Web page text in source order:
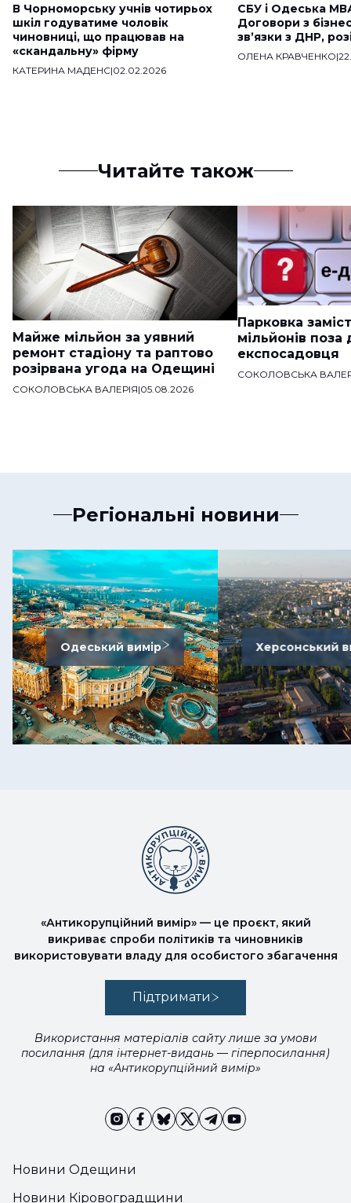
В Чорноморську учнів чотирьох
шкіл годуватиме чоловік
чиновниці, що працював на
«скандальну» фірму
КАТЕРИНА МАДЕНС|02.02.2026
СБУ і Одеська
Договори з
звʼязки з ДНР,
ОЛЕНА КРАВЧЕНКО|
Читайте також
Майже мільйон за уявний
ремонт стадіону та раптово
розірвана угода на Одещині
СОКОЛОВСЬКА ВАЛЕРІЯ|05.08.2026
Парковка
мільйонів поза
експосадовця
СОКОЛОВСЬКА
Регіональні новини
Одеський вимір Херсонський
Новини Одещини
Новини Кіровоградщини
«Антикорупційний вимір» — це проєкт, який
викриває спроби політиків та чиновників
використовувати владу для особистого збагачення
Підтримати
Використання матеріалів сайту лише за умови
посилання (для інтернет-видань — гіперпосилання)
на «Антикорупційний вимір»